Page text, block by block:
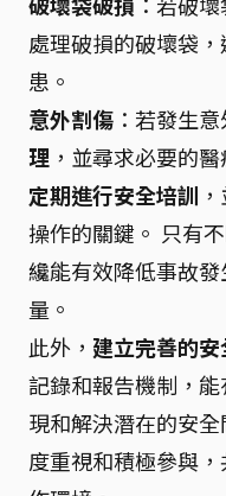
處理破損的破壞袋
患。
意外割傷 ：若發生
理 ，並尋求必要的醫
定期進行安全培訓
操作的關鍵。 只有
纔能有效降低事故
量。
此外， 建立完善的
記錄和報告機制，
現和解決潛在的安
度重視和積極參與